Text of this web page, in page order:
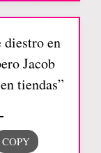
diestro en
Jacob
tiendas”